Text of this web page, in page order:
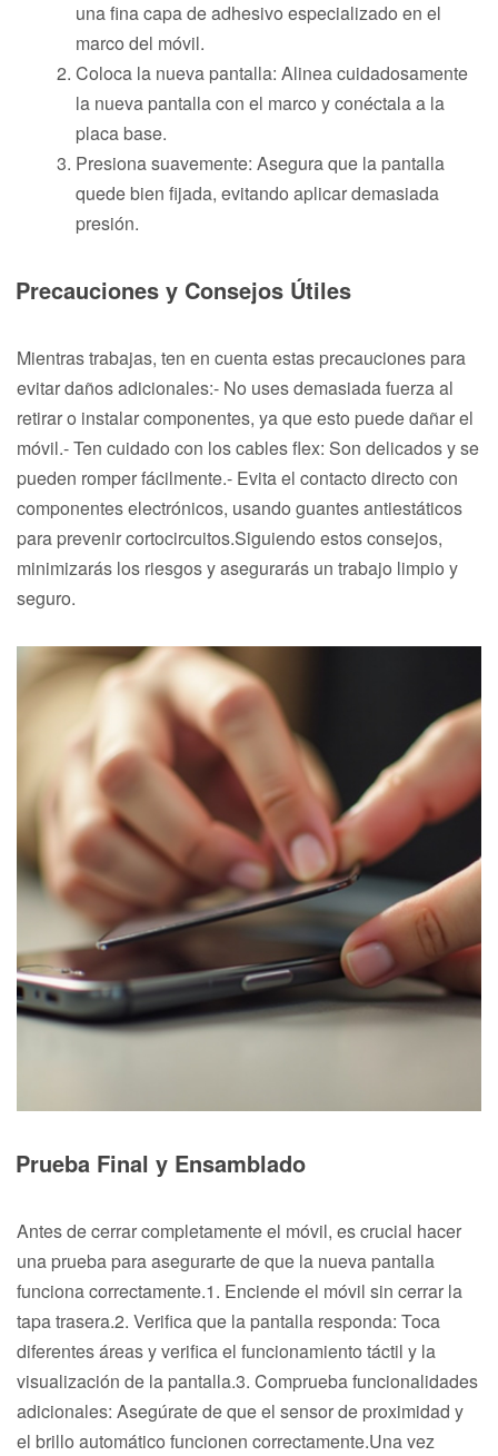
una fina capa de adhesivo especializado en el
marco del móvil.
Coloca la nueva pantalla: Alinea cuidadosamente
la nueva pantalla con el marco y conéctala a la
placa base.
Presiona suavemente: Asegura que la pantalla
quede bien fijada, evitando aplicar demasiada
presión.
Precauciones y Consejos Útiles
Mientras trabajas, ten en cuenta estas precauciones para
evitar daños adicionales:- No uses demasiada fuerza al
retirar o instalar componentes, ya que esto puede dañar el
móvil.- Ten cuidado con los cables flex: Son delicados y se
pueden romper fácilmente.- Evita el contacto directo con
componentes electrónicos, usando guantes antiestáticos
para prevenir cortocircuitos.Siguiendo estos consejos,
minimizarás los riesgos y asegurarás un trabajo limpio y
seguro.
Prueba Final y Ensamblado
Antes de cerrar completamente el móvil, es crucial hacer
una prueba para asegurarte de que la nueva pantalla
funciona correctamente.1. Enciende el móvil sin cerrar la
tapa trasera.2. Verifica que la pantalla responda: Toca
diferentes áreas y verifica el funcionamiento táctil y la
visualización de la pantalla.3. Comprueba funcionalidades
adicionales: Asegúrate de que el sensor de proximidad y
el brillo automático funcionen correctamente.Una vez